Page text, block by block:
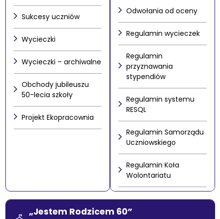
„Jestem Rodzicem 60”
Sukcesy uczniów
Wycieczki
Wycieczki – archiwalne
Obchody jubileuszu
50-lecia szkoły
Projekt Ekopracownia
Odwołania od oceny
Regulamin wycieczek
Regulamin
przyznawania
stypendiów
Regulamin systemu
RESQL
Regulamin Samorządu
Uczniowskiego
Regulamin Koła
Wolontariatu